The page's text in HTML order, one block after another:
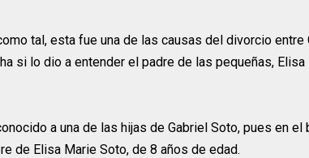
tal, esta fue una de las causas del divorcio entre
si lo dio a entender el padre de las pequeñas,
a una de las hijas de Gabriel Soto, pues en
de Elisa Marie Soto, de 8 años de edad.